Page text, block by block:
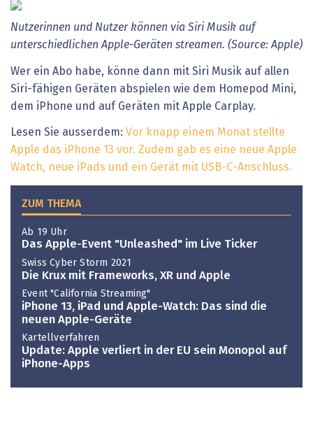
Nutzerinnen und Nutzer können via Siri Musik auf
unterschiedlichen Apple-Geräten streamen. (Source: Apple)
Wer ein Abo habe, könne dann mit Siri Musik auf allen
Siri-fähigen Geräten abspielen wie dem Homepod Mini,
dem iPhone und auf Geräten mit Apple Carplay.
Lesen Sie ausserdem: Vor knapp einem Monat stellte
Apple das iPhone 13 vor. Zudem gab es eine neue Apple
Watch, neue iPads und ein Gerät mit USB-C-Anschluss.
ZUM THEMA
Ab 19 Uhr
Das Apple-Event "Unleashed" im Live Ticker
Swiss Cyber Storm 2021
Die Krux mit Frameworks, XR und Apple
Event "California Streaming"
iPhone 13, iPad und Apple-Watch: Das sind die
neuen Apple-Geräte
Kartellverfahren
Update: Apple verliert in der EU sein Monopol auf
iPhone-Apps